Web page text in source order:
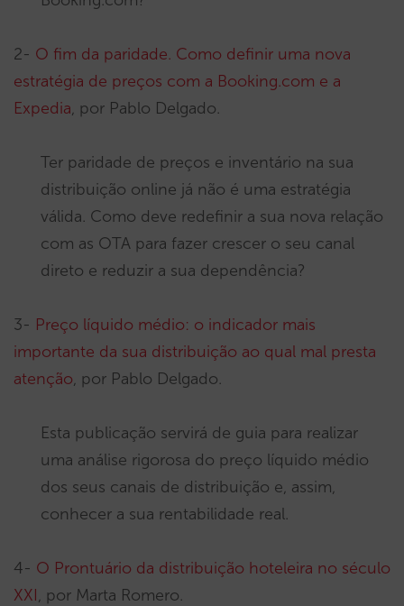
2- O fim da paridade. Como definir uma nova
estratégia de preços com a Booking.com e a
Expedia, por Pablo Delgado.
Ter paridade de preços e inventário na sua
distribuição online já não é uma estratégia
válida. Como deve redefinir a sua nova relação
com as OTA para fazer crescer o seu canal
direto e reduzir a sua dependência?
3- Preço líquido médio: o indicador mais
importante da sua distribuição ao qual mal presta
atenção, por Pablo Delgado.
Esta publicação servirá de guia para realizar
uma análise rigorosa do preço líquido médio
dos seus canais de distribuição e, assim,
conhecer a sua rentabilidade real.
4- O Prontuário da distribuição hoteleira no século
XXI, por Marta Romero.